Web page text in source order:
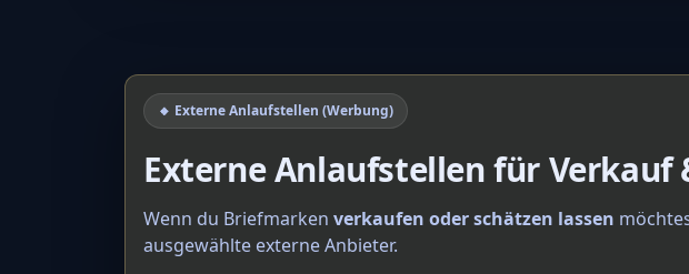
🔸 Externe Anlaufstellen (Werbung)
Externe Anlaufstellen für Verkauf
Wenn du Briefmarken verkaufen oder schätzen lassen
ausgewählte externe Anbieter.